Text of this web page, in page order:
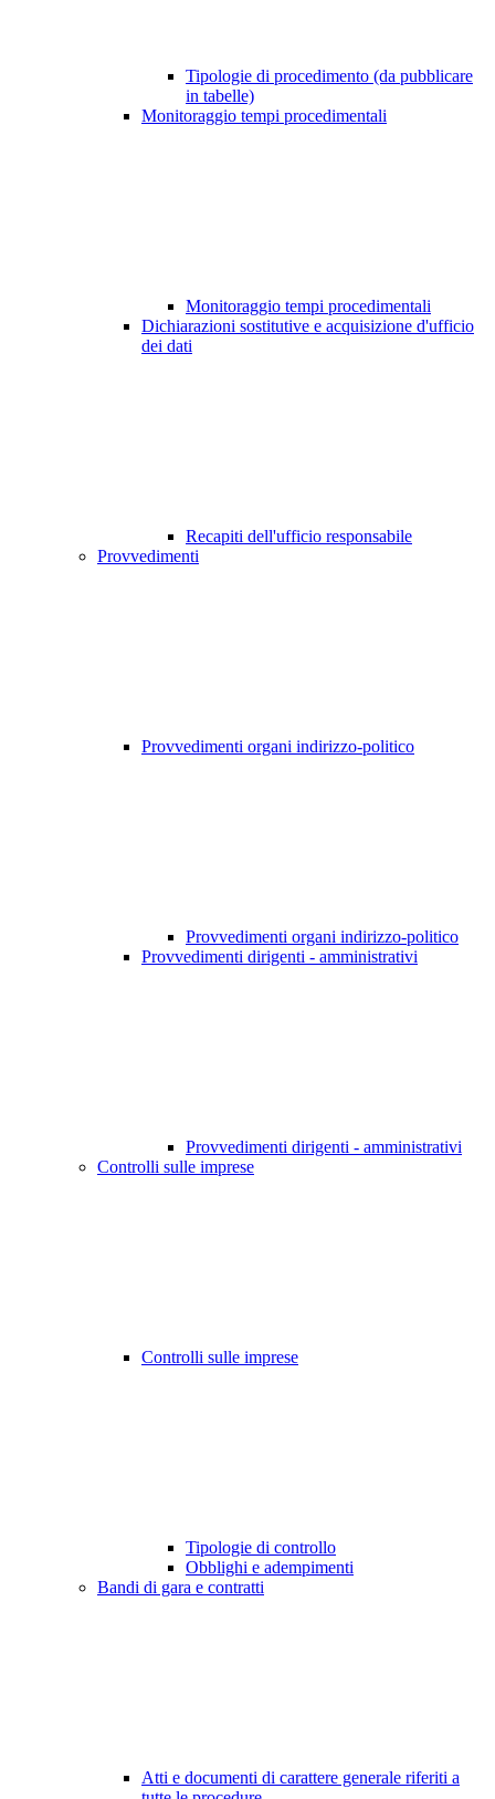
Tipologie di procedimento (da pubblicare
in tabelle)
Monitoraggio tempi procedimentali
Monitoraggio tempi procedimentali
Dichiarazioni sostitutive e acquisizione d'ufficio
dei dati
Recapiti dell'ufficio responsabile
Provvedimenti
Provvedimenti organi indirizzo-politico
Provvedimenti organi indirizzo-politico
Provvedimenti dirigenti - amministrativi
Provvedimenti dirigenti - amministrativi
Controlli sulle imprese
Controlli sulle imprese
Tipologie di controllo
Obblighi e adempimenti
Bandi di gara e contratti
Atti e documenti di carattere generale riferiti a